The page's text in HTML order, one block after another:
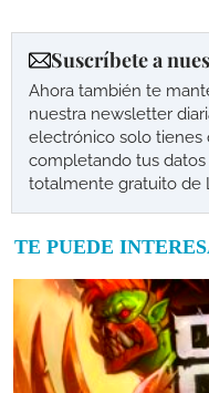
Suscríbete a
Ahora también te
nuestra newsletter
electrónico solo tienes
completando tus
totalmente gratuito de
TE PUEDE